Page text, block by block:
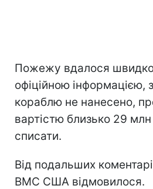
Пожежу вдалося швидко
офіційною інформацією,
кораблю не нанесено,
вартістю близько 29
списати.
Від подальших
ВМС США відмовилося.